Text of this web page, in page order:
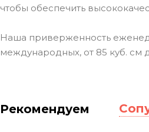
чтобы обеспечить
Наша приверженность
международных, от 85 куб. см
Рекомендуем